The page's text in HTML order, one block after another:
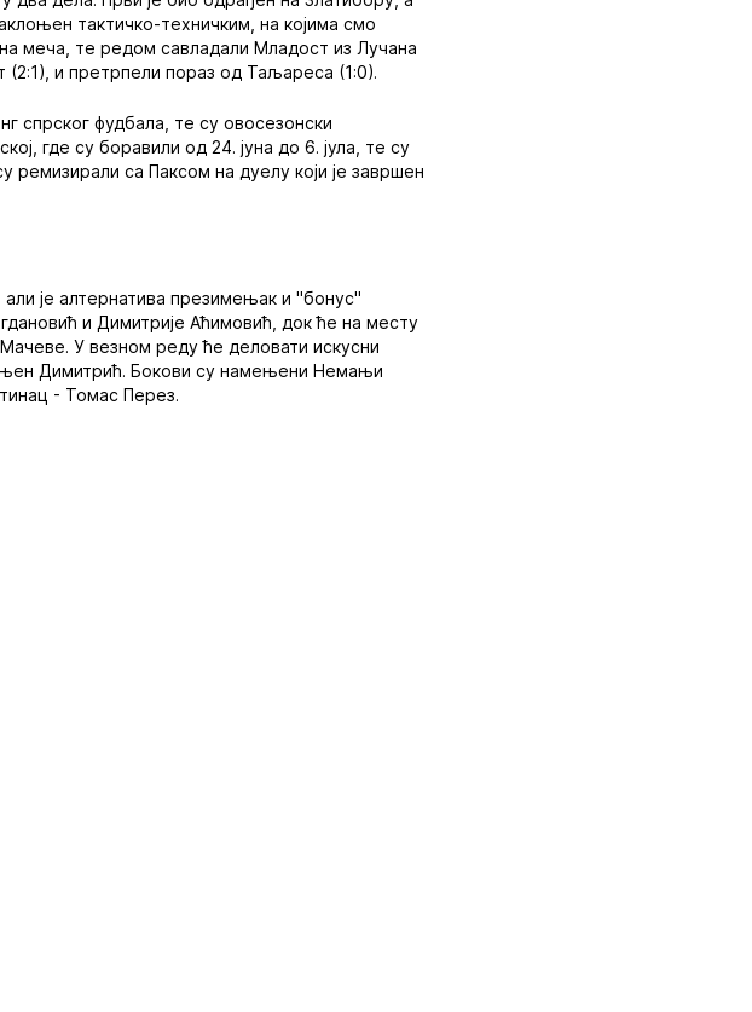
тактичко-техничким, на којима смо
меча, те редом савладали Младост из Лучана
(2:1), и претрпели пораз од Таљареса (1:0).
спрског фудбала, те су овосезонски
где су боравили од 24. јуна до 6. јула, те су
ремизирали са Паксом на дуелу који је завршен
је алтернатива презимењак и "бонус"
и Димитрије Аћимовић, док ће на месту
У везном реду ће деловати искусни
Димитрић. Бокови су намењени Немањи
- Томас Перез.